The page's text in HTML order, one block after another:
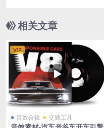
相关文章
VIP
音效合辑 交通工具